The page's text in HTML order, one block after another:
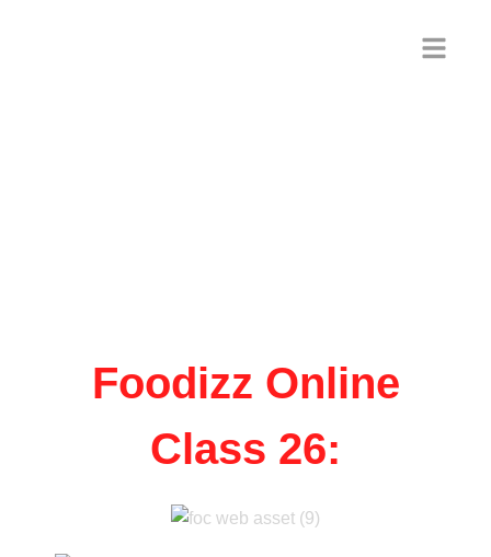
Foodizz Online
Class 26: